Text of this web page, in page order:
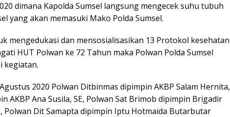
dimana Kapolda Sumsel langsung mengecek suhu tubuh
yang akan memasuki Mako Polda Sumsel.
mengedukasi dan mensosialisasikan 13 Protokol kesehatan
HUT Polwan ke 72 Tahun maka Polwan Polda Sumsel
kegiatan.
2020 Polwan Ditbinmas dipimpin AKBP Salam Hernita,
AKBP Ana Susila, SE, Polwan Sat Brimob dipimpin Brigadir
Polwan Dit Samapta dipimpin Iptu Hotmaida Butarbutar